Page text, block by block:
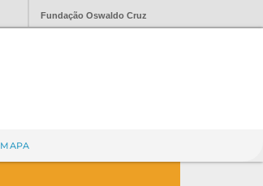
Fundação Oswaldo Cruz
MAPA